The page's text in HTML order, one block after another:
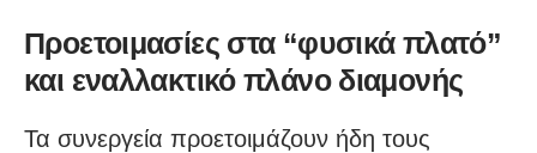
Προετοιμασίες στα “φυσικά πλατό”
και εναλλακτικό πλάνο διαμονής
Τα συνεργεία προετοιμάζουν ήδη τους